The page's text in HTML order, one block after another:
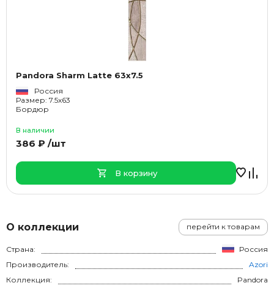
О коллекции перейти к товарам
Страна:
Россия
Производитель:
Azori
Коллекция:
Pandora
Pandora Sharm Latte 63x7.5
Россия
Размер: 7.5x63
Бордюр
В наличии
386 ₽ /шт
В корзину